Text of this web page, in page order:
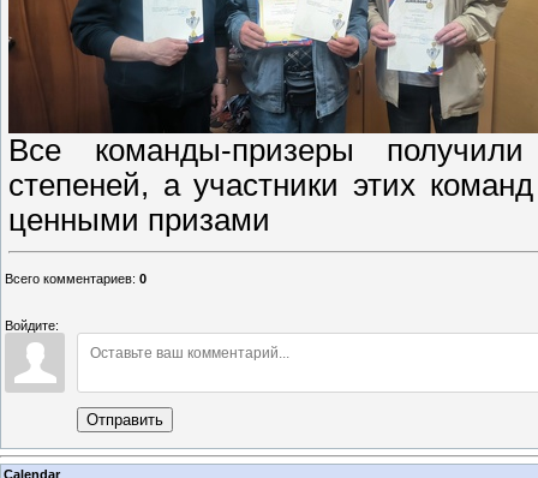
Все команды-призеры
степеней, а участники этих
ценными призами
Всего комментариев: 0
Войдите:
Отправить
Calendar